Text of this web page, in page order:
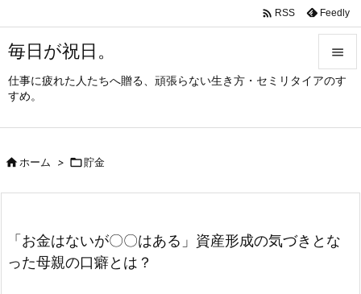
毎日が祝日。
仕事に疲れた人たちへ贈る、頑張らない生き方・セミリタイアのす
すめ。




 RSS Feedly
ホーム > 貯金
「お金はないが〇〇はある」資産形成の気づきとな
った母親の口癖とは？